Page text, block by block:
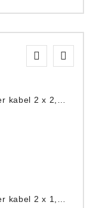
C276 Luidspreker kabel 2 x 2,50 mm² (per meter)